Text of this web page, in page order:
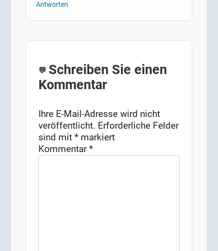
Antworten
Schreiben Sie einen
Kommentar
Ihre E-Mail-Adresse wird nicht
veröffentlicht. Erforderliche Felder
sind mit* markiert
Kommentar*